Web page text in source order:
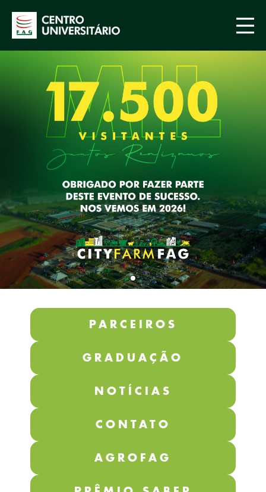
PARCEIROS
GRADUAÇÃO
NOTÍCIAS
CONTATO
AGROFAG